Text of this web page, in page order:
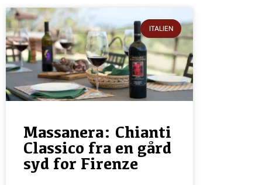
ITALIEN
Massanera: Chianti
Classico fra en gård
syd for Firenze